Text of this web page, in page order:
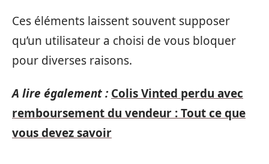
Ces éléments laissent souvent supposer
qu’un utilisateur a choisi de vous bloquer
pour diverses raisons.
A lire également : Colis Vinted perdu avec
remboursement du vendeur : Tout ce que
vous devez savoir